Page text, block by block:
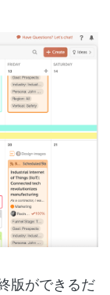
版ができるだ